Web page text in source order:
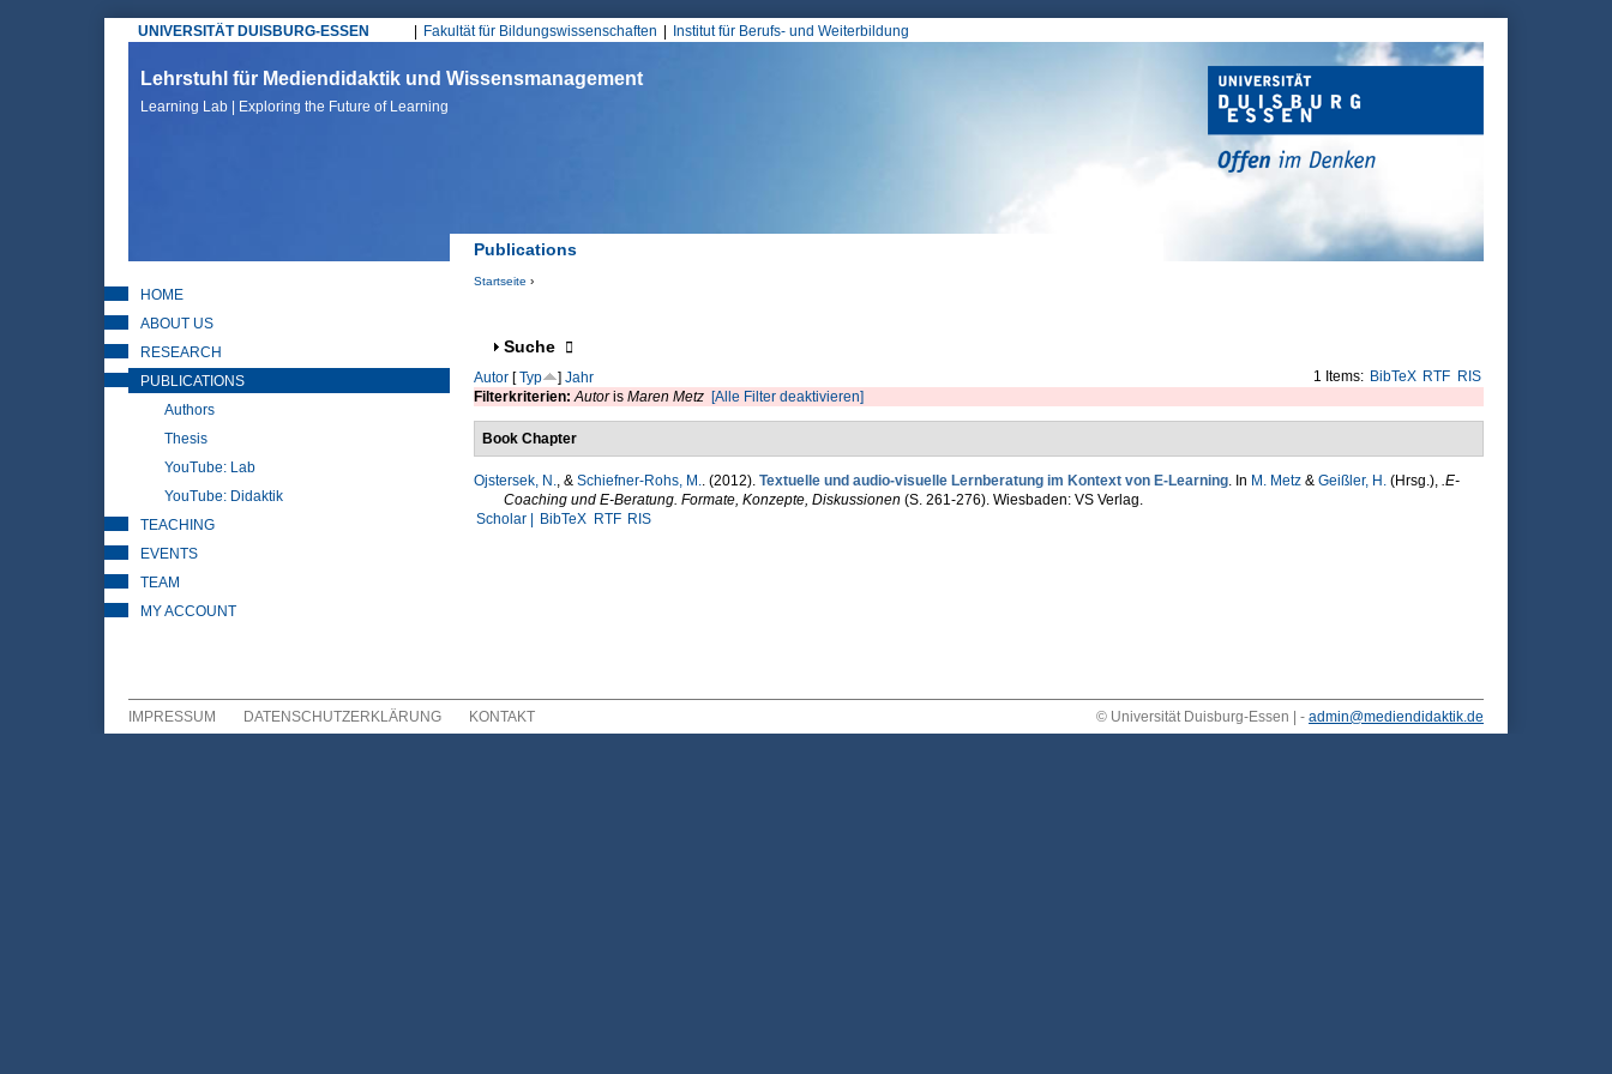
UNIVERSITÄT DUISBURG-ESSEN
Hauptmenü
Fakultät für Bildungswissenschaften Institut für Berufs- und Weiterbildung
Lehrstuhl für Mediendidaktik und Wissensmanagement
Learning Lab | Exploring the Future of Learning
Publications
Startseite ›
Anzeigen
Suche
1 Items: BibTeX RTF RIS
Autor[Typ ] Jahr
Filterkriterien:Autoris Maren Metz [Alle Filter deaktivieren]
Book Chapter
Ojstersek, N., & Schiefner-Rohs, M.. (2012). Textuelle und audio-visuelle Lernberatung im Kontext von E-Learning. In M. Metz& Geißler, H.(Hrsg.), .E-
Coaching und E-Beratung. Formate, Konzepte, Diskussionen (S. 261-276). Wiesbaden: VS Verlag.
Scholar |
BibTeX RTF RIS
HOME
ABOUT US
RESEARCH
PUBLICATIONS
Authors
Thesis
YouTube: Lab
YouTube: Didaktik
TEACHING
EVENTS
TEAM
MY ACCOUNT
IMPRESSUM DATENSCHUTZERKLÄRUNG KONTAKT © Universität Duisburg-Essen | - admin@mediendidaktik.de